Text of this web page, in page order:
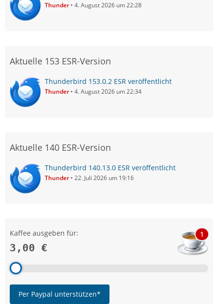
Thunder 4. August 2026 um 22:28
Aktuelle 153 ESR-Version
Thunderbird 153.0.2 ESR veröffentlicht
Thunder 4. August 2026 um 22:34
Aktuelle 140 ESR-Version
Thunderbird 140.13.0 ESR veröffentlicht
Thunder 22. Juli 2026 um 19:16
Kaffee ausgeben für:
3,00 €
1
Per Paypal unterstützen*